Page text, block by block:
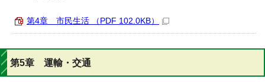
第4章 市民生活 （PDF 102.0KB）
第5章 運輸・交通